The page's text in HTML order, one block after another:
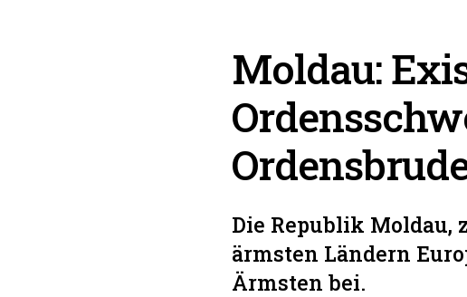
Moldau:
Die Republik Moldau,
ärmsten Ländern
Ärmsten bei.